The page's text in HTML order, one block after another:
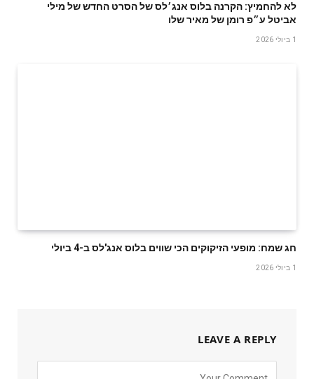
לא להחמיץ: הקרנה בלוס אנג׳לס של הסרט החדש של מילי
אביטל ע״פ רומן של מאיר שלו
1 ביולי 2026
חג שמח: מופעי הזיקוקים הכי שווים בלוס אנג'לס ב-4 ביולי
1 ביולי 2026
LEAVE A REPLY